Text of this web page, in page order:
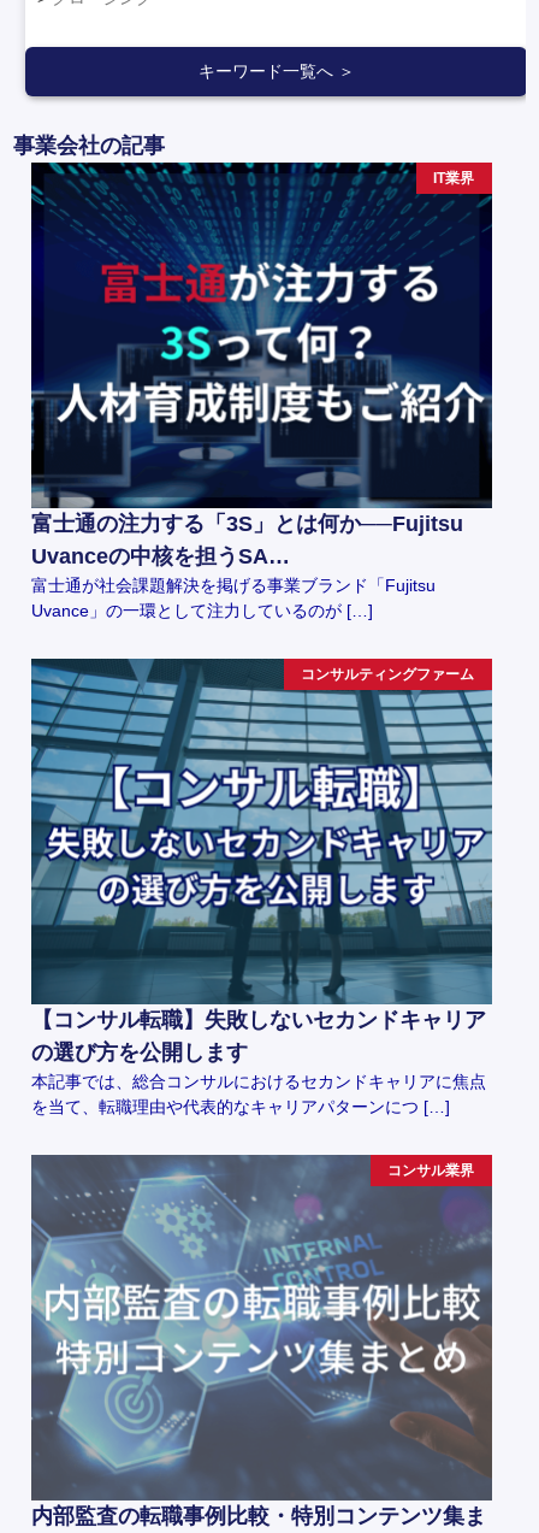
キーワード一覧へ ＞
事業会社の記事
IT業界
富士通の注力する「3S」とは何か──Fujitsu
Uvanceの中核を担うSA…
富士通が社会課題解決を掲げる事業ブランド「Fujitsu
Uvance」の一環として注力しているのが […]
コンサルティングファーム
【コンサル転職】失敗しないセカンドキャリア
の選び方を公開します
本記事では、総合コンサルにおけるセカンドキャリアに焦点
を当て、転職理由や代表的なキャリアパターンにつ […]
コンサル業界
内部監査の転職事例比較・特別コンテンツ集ま